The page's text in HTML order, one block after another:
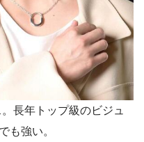
長年トップ級のビジュ
も強い。